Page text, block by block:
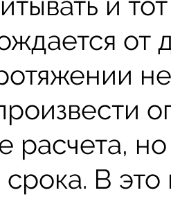
от
расчета,
В